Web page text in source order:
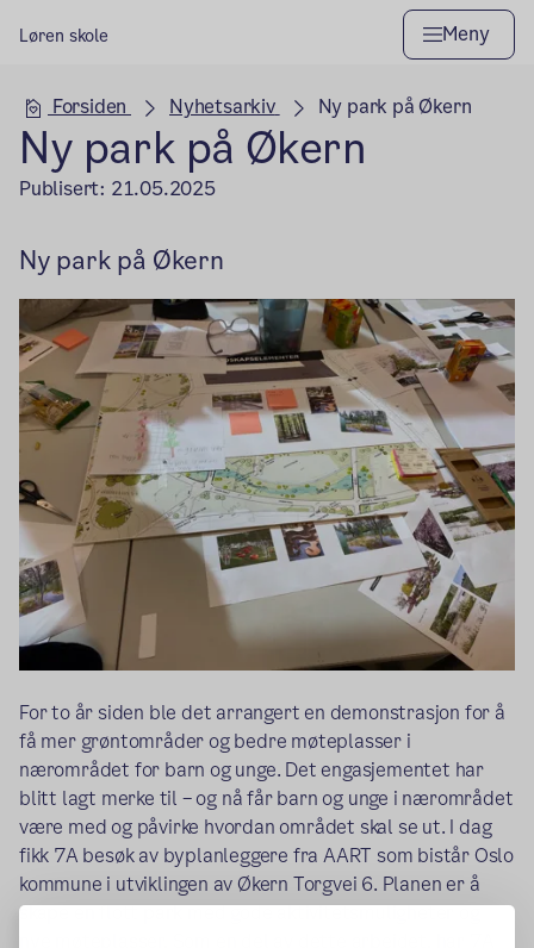
Løren skole Meny
Hovedseksjon
Forsiden Nyhetsarkiv Ny park på Økern
Ny park på Økern
Publisert: 21.05.2025
Ny park på Økern
For to år siden ble det arrangert en demonstrasjon for å
få mer grøntområder og bedre møteplasser i
nærområdet for barn og unge. Det engasjementet har
blitt lagt merke til – og nå får barn og unge i nærområdet
være med og påvirke hvordan området skal se ut. I dag
fikk 7A besøk av byplanleggere fra AART som bistår Oslo
kommune i utviklingen av Økern Torgvei 6. Planen er å
skape en flott park med gode aktivitetsmuligheter og